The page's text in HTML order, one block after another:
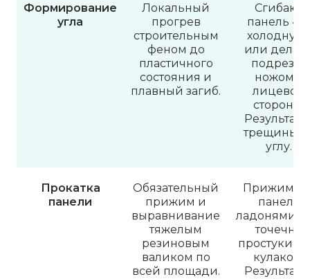
Формирование
угла
Локальный
прогрев
строительным
феном до
пластичного
состояния и
плавный загиб.
Сгибают
панель
холодную»
или
подрезку
ножом с
лицевой
стороны.
Результат
трещины
углу.
Прокатка
панели
Обязательный
прижим и
выравнивание
тяжелым
резиновым
валиком по
всей площади.
панель
ладонями
точечно
кулаком.
Результат